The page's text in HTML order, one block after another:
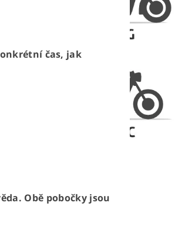
čas, jak
Obě pobočky jsou